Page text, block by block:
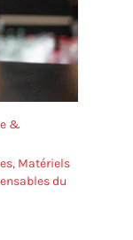
&
, Matériels
du